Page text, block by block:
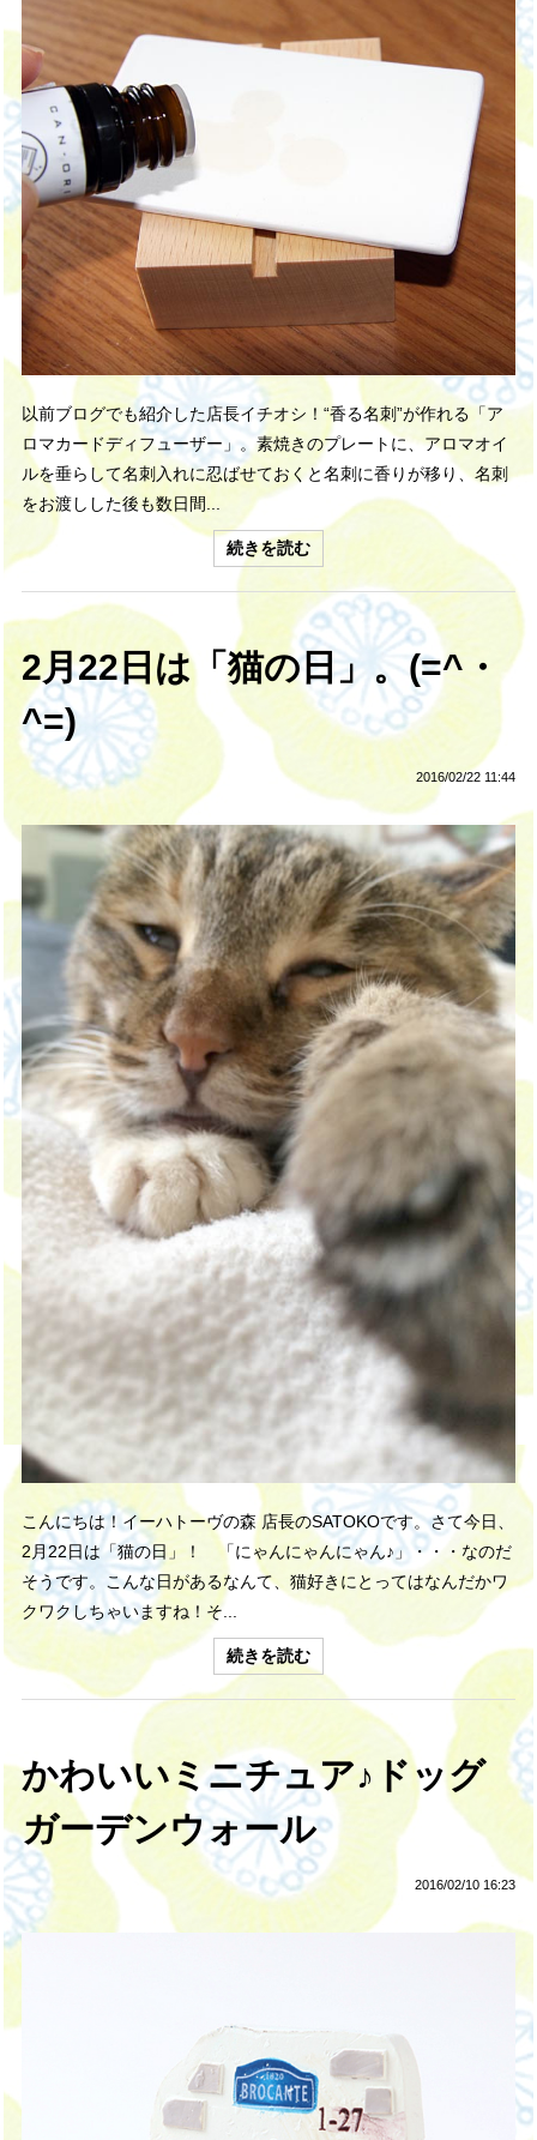
以前ブログでも紹介した店長イチオシ！“香る名刺”が作れる「ア
ロマカードディフューザー」。素焼きのプレートに、アロマオイ
ルを垂らして名刺入れに忍ばせておくと名刺に香りが移り、名刺
をお渡しした後も数日間...
続きを読む
2月22日は「猫の日」。(=^・
^=)
2016/02/22 11:44
こんにちは！イーハトーヴの森 店長のSATOKOです。さて今日、
2月22日は「猫の日」！ 「にゃんにゃんにゃん♪」・・・なのだ
そうです。こんな日があるなんて、猫好きにとってはなんだかワ
クワクしちゃいますね！そ...
続きを読む
かわいいミニチュア♪ドッグ
ガーデンウォール
2016/02/10 16:23